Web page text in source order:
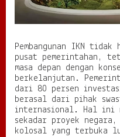
E
k
o
m
i
B
a
r
n
Pembangunan IKN tidak
pusat pemerintahan,
masa depan dengan
berkelanjutan.
dari 80 persen
berasal dari pihak
internasional. Hal ini
sekadar proyek
kolosal yang terbuka